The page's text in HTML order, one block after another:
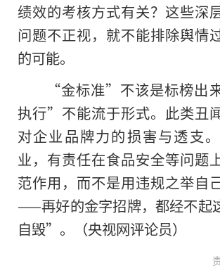
绩效的考核方式有关？这些深
问题不正视，就不能排除舆情
的可能。
“金标准”不该是标榜出
执行”不能流于形式。此类丑
对企业品牌力的损害与透支
业，有责任在食品安全等问题
范作用，而不是用违规之举自
——再好的金字招牌，都经不起
自毁”。（央视网评论员）